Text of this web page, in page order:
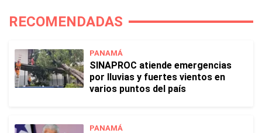
RECOMENDADAS
PANAMÁ
SINAPROC atiende emergencias
por lluvias y fuertes vientos en
varios puntos del país
PANAMÁ